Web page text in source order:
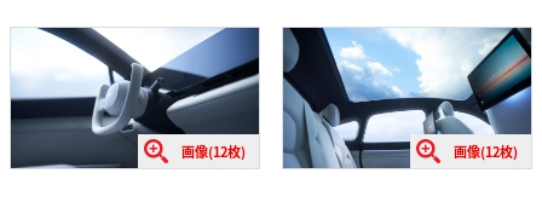
画像(12枚) 画像(12枚)